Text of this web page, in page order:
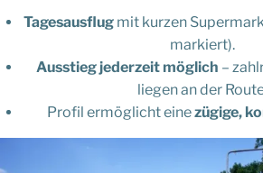
Tagesausflugmit kurzen
markiert).
Ausstieg jederzeit möglich –
liegen an der
Profil ermöglicht einezügige,